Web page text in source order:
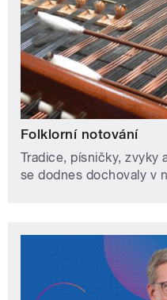
Folklorní notování
Tradice, písničky, zvyky
se dodnes dochovaly v